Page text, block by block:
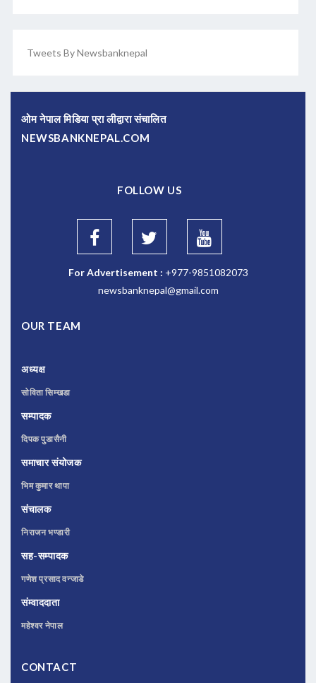
Tweets By Newsbanknepal
ओम नेपाल मिडिया प्रा लीद्वारा संचालित
NEWSBANKNEPAL.COM
FOLLOW US
For Advertisement : +977-9851082073
newsbanknepal@gmail.com
OUR TEAM
अध्यक्ष
सोविता सिम्खडा
सम्पादक
दिपक पुडासैनी
समाचार संयोजक
भिम कुमार थापा
संचालक
निराजन भण्डारी
सह-सम्पादक
गणेश प्रसाद वन्जाडे
संम्वाददाता
महेश्वर नेपाल
CONTACT